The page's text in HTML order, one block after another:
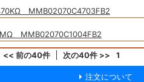
MMB02070C4703FB2
MMB02070C1004FB2
<< 前の40件 次の40件 >> 1
注文について